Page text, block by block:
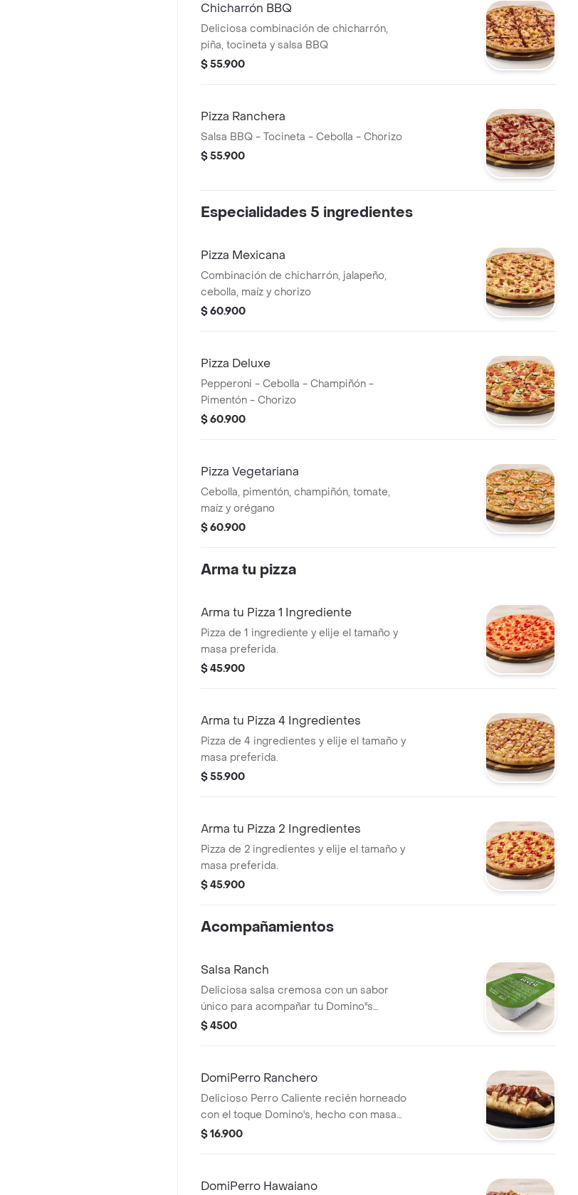
Chicharrón BBQ
Deliciosa combinación de chicharrón,
piña, tocineta y salsa BBQ
$ 55.900
Pizza Ranchera
Salsa BBQ - Tocineta - Cebolla - Chorizo
$ 55.900
Especialidades 5 ingredientes
Pizza Mexicana
Combinación de chicharrón, jalapeño,
cebolla, maíz y chorizo
$ 60.900
Pizza Deluxe
Pepperoni - Cebolla - Champiñón -
Pimentón - Chorizo
$ 60.900
Pizza Vegetariana
Cebolla, pimentón, champiñón, tomate,
maíz y orégano
$ 60.900
Arma tu pizza
Arma tu Pizza 1 Ingrediente
Pizza de 1 ingrediente y elije el tamaño y
masa preferida.
$ 45.900
Arma tu Pizza 4 Ingredientes
Pizza de 4 ingredientes y elije el tamaño y
masa preferida.
$ 55.900
Arma tu Pizza 2 Ingredientes
Pizza de 2 ingredientes y elije el tamaño y
masa preferida.
$ 45.900
Acompañamientos
Salsa Ranch
Deliciosa salsa cremosa con un sabor
único para acompañar tu Domino''s
favorita.
$ 4500
DomiPerro Ranchero
Delicioso Perro Caliente recién horneado
con el toque Domino's, hecho con masa
pan pizza y bordes rellenos de queso
$ 16.900
DomiPerro Hawaiano